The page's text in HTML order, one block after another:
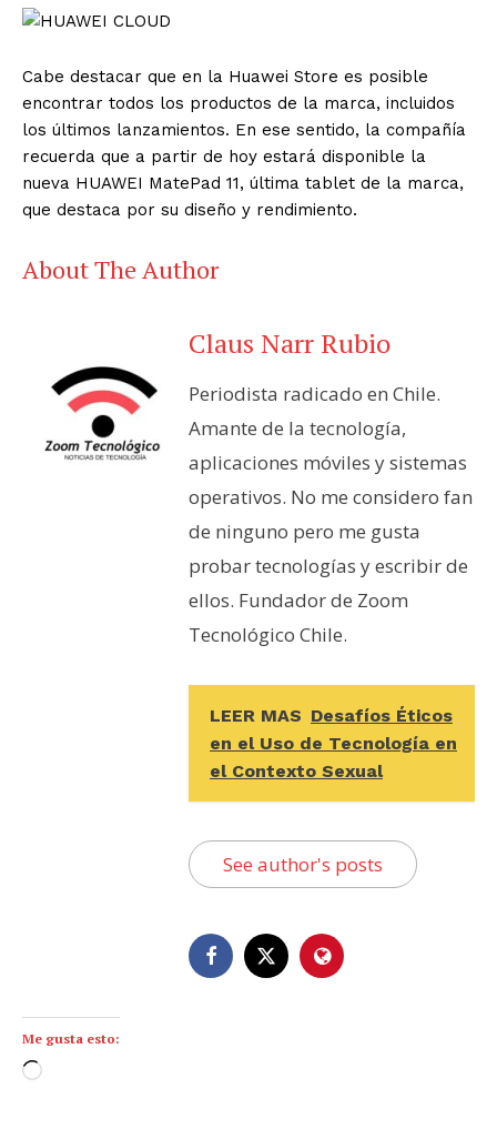
Cabe destacar que en la Huawei Store es posible
encontrar todos los productos de la marca, incluidos
los últimos lanzamientos. En ese sentido, la compañía
recuerda que a partir de hoy estará disponible la
nueva HUAWEI MatePad 11, última tablet de la marca,
que destaca por su diseño y rendimiento.
About The Author
Claus Narr Rubio
Periodista radicado en Chile.
Amante de la tecnología,
aplicaciones móviles y sistemas
operativos. No me considero fan
de ninguno pero me gusta
probar tecnologías y escribir de
ellos. Fundador de Zoom
Tecnológico Chile.
LEER MAS Desafíos Éticos
en el Uso de Tecnología en
el Contexto Sexual
See author's posts
Me gusta esto:
C